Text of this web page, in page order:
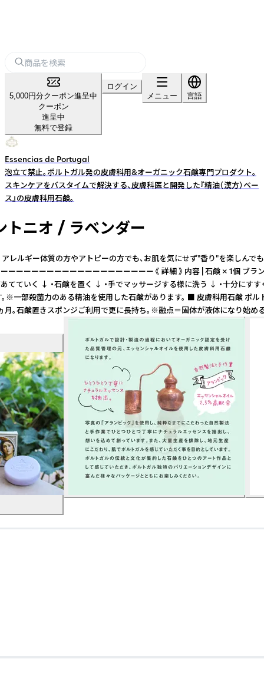
5,000円分クーポン進呈中
クーポン
進呈中
無料で登録
ログイン
メニュー
言語
Essencias de Portugal
泡立て禁止。ポルトガル発の皮膚科用&オーガニック石鹸専門プロダクト。
スキンケアをバスタイムで解決する、皮膚科医と開発した『精油（漢方）ベー
ス』の皮膚科用石鹸。
トニオ / ラベンダー
ー体質の方やアトピーの方でも、お肌を気にせず"香り"を楽しん
ーーーーーーーーーーーーーーーーーー 《 詳細 》 内容 | 石鹸
を置く ↓ ・手でマッサージする様に洗う ↓ ・十分にすすぐ ↓
部殺菌力のある精油を使用した石鹸があります。 ■ 皮膚科用
。石鹸置きスポンジご利用で更に長持ち。※融点＝固体が液体になり始